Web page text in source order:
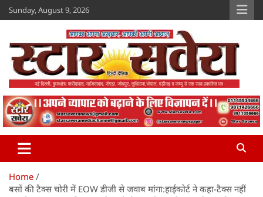
Skip
to
Sunday, August 9, 2026
Star Savera
www.starsavera.com
Home
बसों की टैक्स चोरी में EOW डीजी से जवाब मांगा:हाईकोर्ट ने कहा-टैक्स नहीं